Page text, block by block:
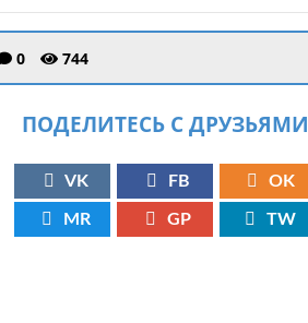
0 744
ПОДЕЛИТЕСЬ С ДРУЗЬЯМИ
VK FB OK
MR GP TW